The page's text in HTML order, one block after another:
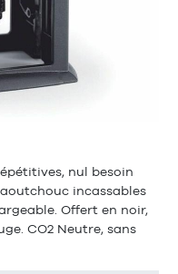
nul besoin
incassables
Offert en noir,
CO2 Neutre, sans